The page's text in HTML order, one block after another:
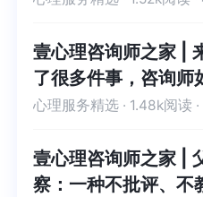
壹心理咨询师之家 |
了很多件事，咨询师
主诉？
心理服务精选 · 1.48k阅读
壹心理咨询师之家 |
察：一种不批评、不